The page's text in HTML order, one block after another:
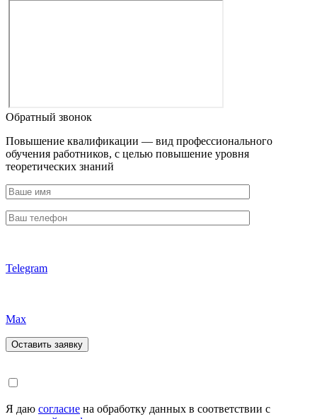
Обратный звонок
Повышение квалификации — вид профессионального
обучения работников, с целью повышение уровня
теоретических знаний
Telegram
Max
Я даю согласие на обработку данных в соответствии с